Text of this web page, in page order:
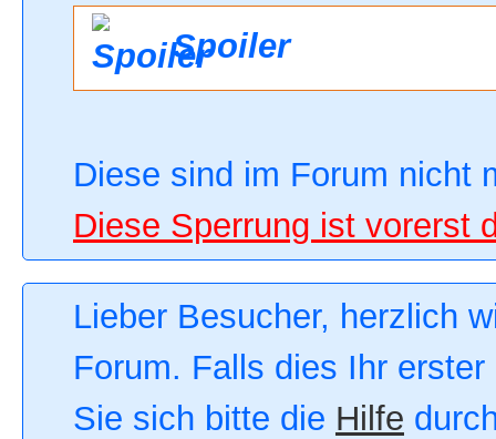
Spoiler
Diese sind im Forum nicht
Diese Sperrung ist vorerst
Lieber Besucher, herzlich
Forum. Falls dies Ihr
Sie sich bitte die Hilfe